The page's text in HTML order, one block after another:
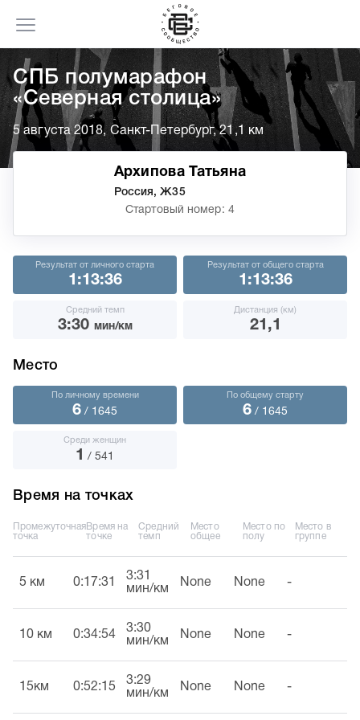
СПБ полумарафон
«Северная столица»
5 августа 2018, Санкт-Петербург, 21,1 км
Архипова Татьяна
Россия, Ж35
Стартовый номер: 4
Результат от личного старта
1:13:36
Результат от общего старта
1:13:36
Средний темп
3:30 мин/км
Дистанция (км)
21,1
Место
По личному времени
6 / 1645
По общему старту
6 / 1645
Среди женщин
1 / 541
Время на точках
Промежуточная
точка
Время на
точке
Средний
темп
Место
общее
Место по
полу
Место в
группе
5 км 0:17:31
3:31
мин/км
None None -
10 км 0:34:54
3:30
мин/км
None None -
15км 0:52:15
3:29
мин/км
None None -